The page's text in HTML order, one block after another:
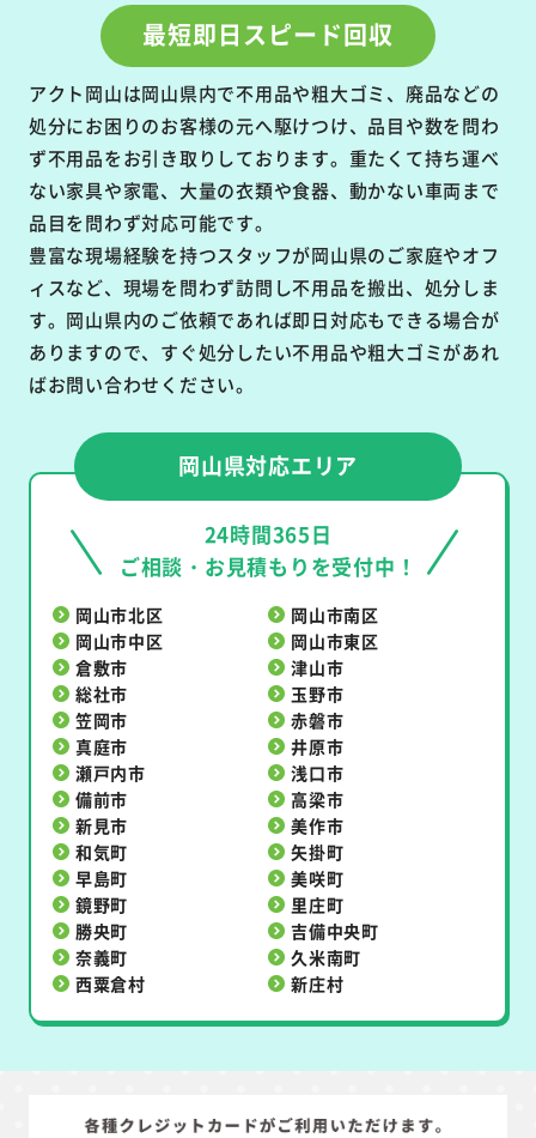
最短即日スピード回収
アクト岡山は岡山県内で不用品や粗大ゴミ、廃品などの
処分にお困りのお客様の元へ駆けつけ、品目や数を問わ
ず不用品をお引き取りしております。重たくて持ち運べ
ない家具や家電、大量の衣類や食器、動かない車両まで
品目を問わず対応可能です。
豊富な現場経験を持つスタッフが岡山県のご家庭やオフ
ィスなど、現場を問わず訪問し不用品を搬出、処分しま
す。岡山県内のご依頼であれば即日対応もできる場合が
ありますので、すぐ処分したい不用品や粗大ゴミがあれ
ばお問い合わせください。
岡山県対応エリア
24時間365日
ご相談・お見積もりを受付中！
岡山市北区
岡山市南区
岡山市中区
岡山市東区
倉敷市
津山市
総社市
玉野市
笠岡市
赤磐市
真庭市
井原市
瀬戸内市
浅口市
備前市
高梁市
新見市
美作市
和気町
矢掛町
早島町
美咲町
鏡野町
里庄町
勝央町
吉備中央町
奈義町
久米南町
西粟倉村
新庄村